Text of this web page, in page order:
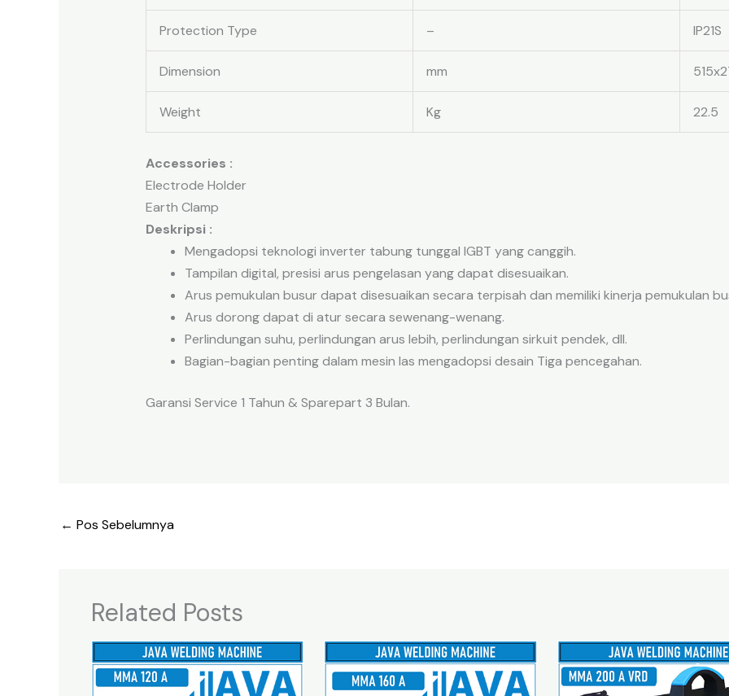
Protection Type – IP21S
Dimension mm
Weight Kg 22.5
Accessories :
Electrode Holder
Earth Clamp
Deskripsi :
Mengadopsi teknologi inverter tabung tunggal IGBT yang canggih.
Tampilan digital, presisi arus pengelasan yang dapat disesuaikan.
Arus pemukulan busur dapat disesuaikan secara terpisah dan memiliki kinerja pemukulan
Arus dorong dapat di atur secara sewenang-wenang.
Perlindungan suhu, perlindungan arus lebih, perlindungan sirkuit pendek, dll.
Bagian-bagian penting dalam mesin las mengadopsi desain Tiga pencegahan.
Garansi Service 1 Tahun & Sparepart 3 Bulan.
← Pos Sebelumnya
Related Posts